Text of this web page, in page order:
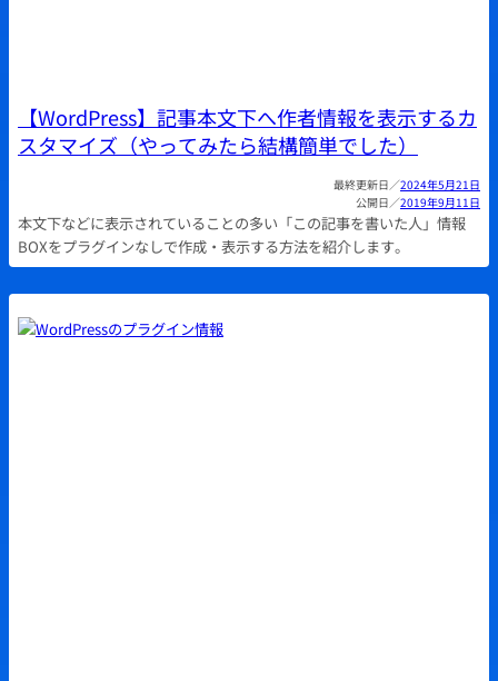
【WordPress】記事本文下へ作者情報を表示するカ
スタマイズ（やってみたら結構簡単でした）
2024年5月21日
2019年9月11日
本文下などに表示されていることの多い「この記事を書いた人」情報
BOXをプラグインなしで作成・表示する方法を紹介します。